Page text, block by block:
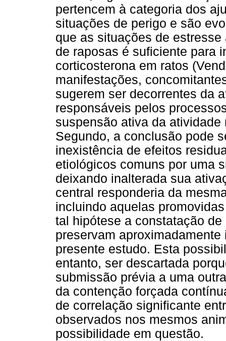
pertencem à categoria dos
situações de perigo e são
que as situações de
de raposas é suficiente para
corticosterona em ratos
manifestações,
sugerem ser decorrentes da
responsáveis pelos
suspensão ativa da
Segundo, a conclusão pode
inexistência de efeitos
etiológicos comuns por uma
deixando inalterada sua
central responderia da
incluindo aquelas
tal hipótese a constatação
preservam
presente estudo. Esta
entanto, ser descartada
submissão prévia a uma
da contenção forçada
de correlação significante
observados nos mesmos
possibilidade em questão.